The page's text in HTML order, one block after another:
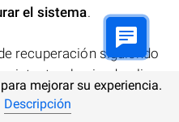
el sistema.
recuperación siguiendo
y haciendo clic
. El programa realizará el
automática.
mejorar su experiencia.
Descripción